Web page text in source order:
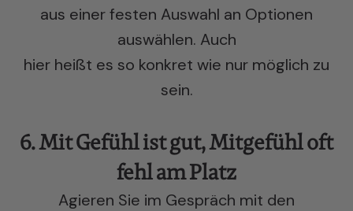
aus einer festen Auswahl an Optionen
auswählen. Auch
hier heißt es so konkret wie nur möglich zu
sein.
6. Mit Gefühl ist gut, Mitgefühl oft
fehl am Platz
Agieren Sie im Gespräch mit den